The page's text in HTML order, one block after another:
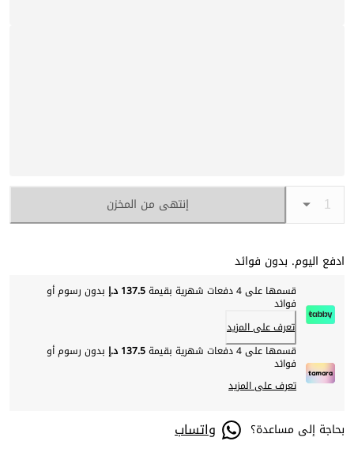
إنتهى من المخزن
ادفع اليوم. بدون فوائد
قسمها على 4 دفعات شهرية بقيمة 137.5 د.إ بدون رسوم أو
فوائد
تعرف على المزيد
قسمها على 4 دفعات شهرية بقيمة
137.5 د.إ بدون رسوم أو
فوائد
تعرف على المزيد
بحاجة إلى مساعدة؟ واتساب